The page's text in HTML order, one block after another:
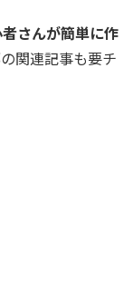
さんが簡単に作
関連記事も要チ